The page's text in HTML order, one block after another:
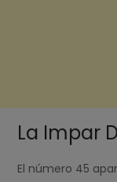
La Impar
El número 45